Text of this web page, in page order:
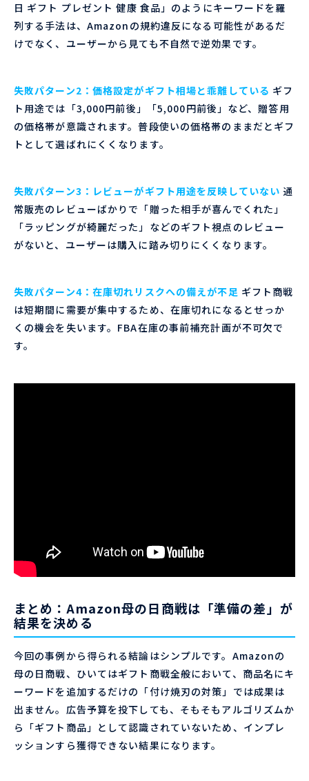
日 ギフト プレゼント 健康 食品」のようにキーワードを羅
列する手法は、Amazonの規約違反になる可能性があるだ
けでなく、ユーザーから見ても不自然で逆効果です。
失敗パターン2：価格設定がギフト相場と乖離している ギフ
ト用途では「3,000円前後」「5,000円前後」など、贈答用
の価格帯が意識されます。普段使いの価格帯のままだとギフ
トとして選ばれにくくなります。
失敗パターン3：レビューがギフト用途を反映していない 通
常販売のレビューばかりで「贈った相手が喜んでくれた」
「ラッピングが綺麗だった」などのギフト視点のレビュー
がないと、ユーザーは購入に踏み切りにくくなります。
失敗パターン4：在庫切れリスクへの備えが不足 ギフト商戦
は短期間に需要が集中するため、在庫切れになるとせっか
くの機会を失います。FBA在庫の事前補充計画が不可欠で
す。
まとめ：Amazon母の日商戦は「準備の差」が
結果を決める
今回の事例から得られる結論はシンプルです。Amazonの
母の日商戦、ひいてはギフト商戦全般において、商品名にキ
ーワードを追加するだけの「付け焼刃の対策」では成果は
出ません。広告予算を投下しても、そもそもアルゴリズムか
ら「ギフト商品」として認識されていないため、インプレ
ッションすら獲得できない結果になります。